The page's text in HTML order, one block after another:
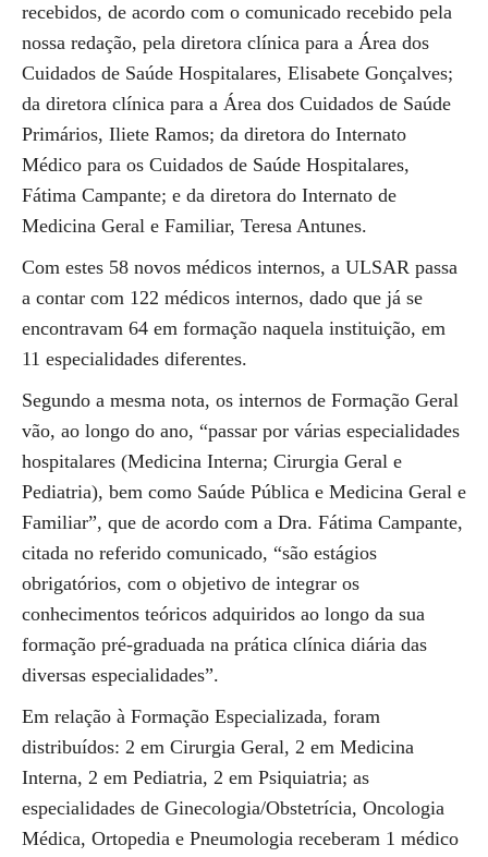
recebidos, de acordo com o comunicado recebido pela
nossa redação, pela diretora clínica para a Área dos
Cuidados de Saúde Hospitalares, Elisabete Gonçalves;
da diretora clínica para a Área dos Cuidados de Saúde
Primários, Iliete Ramos; da diretora do Internato
Médico para os Cuidados de Saúde Hospitalares,
Fátima Campante; e da diretora do Internato de
Medicina Geral e Familiar, Teresa Antunes.
Com estes 58 novos médicos internos, a ULSAR passa
a contar com 122 médicos internos, dado que já se
encontravam 64 em formação naquela instituição, em
11 especialidades diferentes.
Segundo a mesma nota, os internos de Formação Geral
vão, ao longo do ano, “passar por várias especialidades
hospitalares (Medicina Interna; Cirurgia Geral e
Pediatria), bem como Saúde Pública e Medicina Geral e
Familiar”, que de acordo com a Dra. Fátima Campante,
citada no referido comunicado, “são estágios
obrigatórios, com o objetivo de integrar os
conhecimentos teóricos adquiridos ao longo da sua
formação pré-graduada na prática clínica diária das
diversas especialidades”.
Em relação à Formação Especializada, foram
distribuídos: 2 em Cirurgia Geral, 2 em Medicina
Interna, 2 em Pediatria, 2 em Psiquiatria; as
especialidades de Ginecologia/Obstetrícia, Oncologia
Médica, Ortopedia e Pneumologia receberam 1 médico